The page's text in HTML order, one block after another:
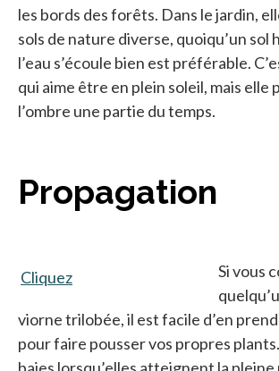
les bords des forêts. Dans le jardin,
sols de nature diverse, quoiqu’un sol
l’eau s’écoule bien est préférable.
qui aime être en plein soleil, mais
l’ombre une partie du temps.
Propagation
Cliquez s’ouvre dans un nouvel onglet
Si vous
viorne trilobée, il est facile d’en
pour faire pousser vos propres